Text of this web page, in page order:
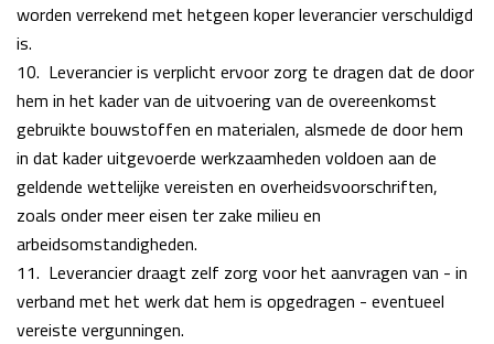
worden verrekend met hetgeen koper leverancier verschuldigd
is.
10. Leverancier is verplicht ervoor zorg te dragen dat de door
hem in het kader van de uitvoering van de overeenkomst
gebruikte bouwstoffen en materialen, alsmede de door hem
in dat kader uitgevoerde werkzaamheden voldoen aan de
geldende wettelijke vereisten en overheidsvoorschriften,
zoals onder meer eisen ter zake milieu en
arbeidsomstandigheden.
11. Leverancier draagt zelf zorg voor het aanvragen van - in
verband met het werk dat hem is opgedragen - eventueel
vereiste vergunningen.